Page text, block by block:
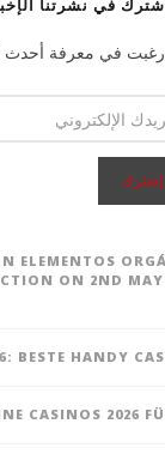
إشترك في نشرتنا
رغبت في معرفة أحدث
ELEMENTOS
ON 2ND
BESTE HANDY
CASINOS 2026